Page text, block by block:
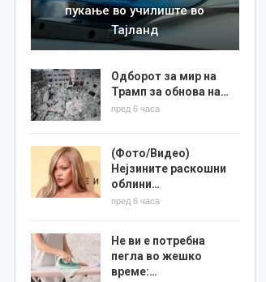
пукање во училиште во
Тајланд
Одборот за мир на
Трамп за обнова на…
пред 6 часа
(Фото/Видео)
Нејзините раскошни
облини…
пред 6 часа
Не ви е потребна
пегла во жешко
време:…